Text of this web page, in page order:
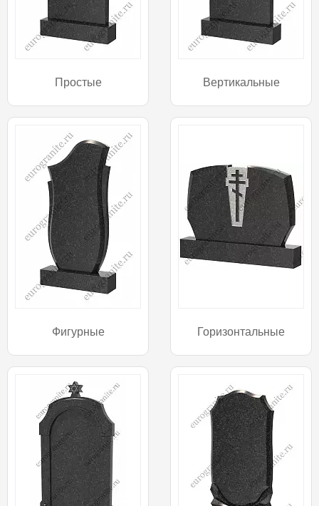
Простые Вертикальные
Фигурные Горизонтальные